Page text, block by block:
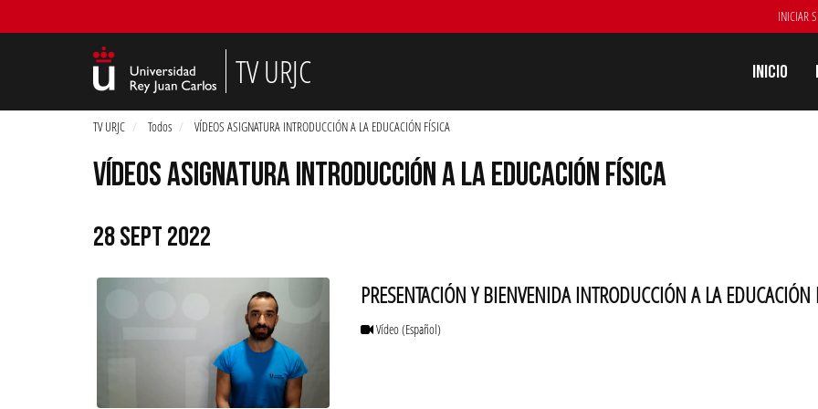
INICIAR
TV URJC Inicio
TV URJC Todos VÍDEOS ASIGNATURA INTRODUCCIÓN A LA EDUCACIÓN FÍSICA
VÍDEOS ASIGNATURA INTRODUCCIÓN A LA EDUCACIÓN FÍSICA
28 SEPT 2022
PRESENTACIÓN Y BIENVENIDA INTRODUCCIÓN A LA EDUCACIÓN
Vídeo(Español)